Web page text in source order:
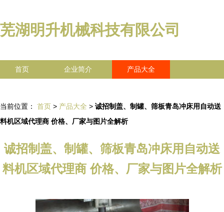
芜湖明升机械科技有限公司
首页 企业简介 产品大全
当前位置： 首页 > 产品大全 > 诚招制盖、制罐、筛板青岛冲床用自动送
料机区域代理商 价格、厂家与图片全解析
诚招制盖、制罐、筛板青岛冲床用自动送
料机区域代理商 价格、厂家与图片全解析